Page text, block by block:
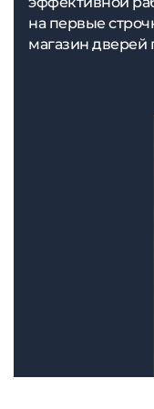
на первые
магазин дверей